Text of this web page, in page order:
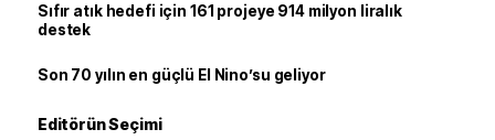
Sıfır atık hedefi için 161 projeye 914 milyon liralık
destek
Son 70 yılın en güçlü El Nino’su geliyor
Editörün Seçimi